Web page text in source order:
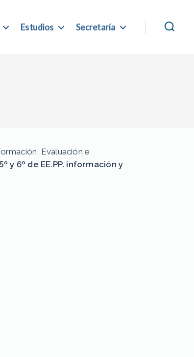
Estudios Secretaría
Evaluación e
y 6º de EE.PP. información y